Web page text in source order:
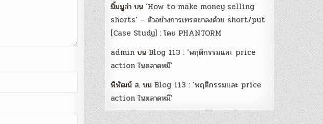
มิ้มมูล่า บน‘How to make money selling
shorts’ – ตัวอย่างการเทรดขาลงด้วย short/put
[Case Study] : โดย PHANTORM
admin บน Blog 113 : ‘พฤติกรรมและ price
action ในตลาดหมี’
พิพัฒน์ ส. บน Blog 113 : ‘พฤติกรรมและ price
action ในตลาดหมี’